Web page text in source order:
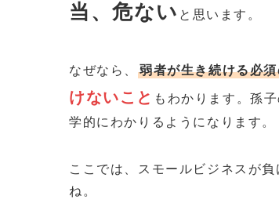
当、危ない と思います。
なぜなら、 弱者が生き続ける必
けないこと もわかります。孫
学的にわかりるようになります。
ここでは、スモールビジネスが
ね。